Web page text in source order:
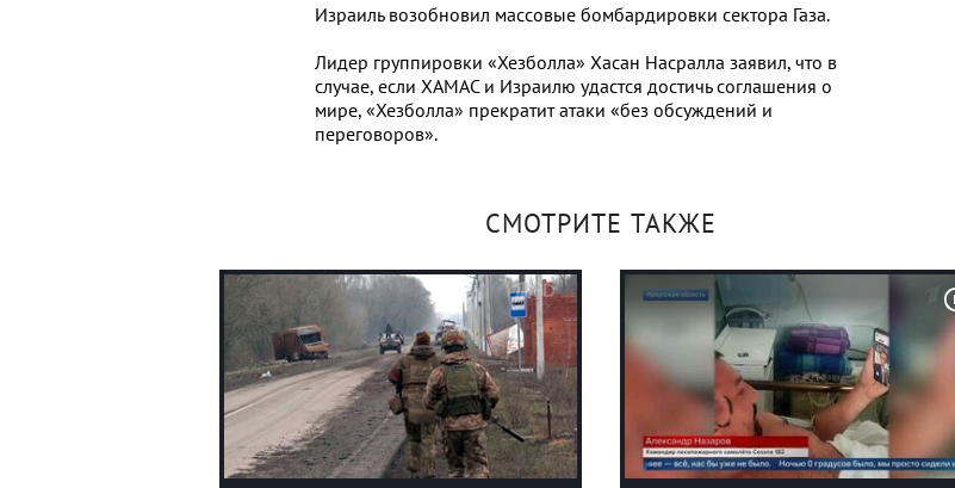
Израиль возобновил массовые бомбардировки сектора Газа.
Лидер группировки «Хезболла» Хасан Насралла заявил, что в
случае, если ХАМАС и Израилю удастся достичь соглашения о
мире, «Хезболла» прекратит атаки «без обсуждений и
переговоров».
СМОТРИТЕ ТАКЖЕ